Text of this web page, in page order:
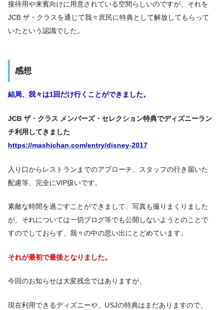
接待用や来賓向けに用意されている空間らしいのですが、それを
JCB ザ・クラスを通じて我々庶民に特典として解放してもらって
いたという認識でした。
感想
結局、我々は1回だけ行くことができました。
JCB ザ・クラス メンバーズ・セレクション特典でディズニーラン
チ利用してきました
https://mashichan.com/entry/disney-2017
入り口からレストランまでのアプローチ、スタッフの行き届いた
配慮等、完全にVIP扱いです。
素敵な時間を過ごすことができまして、写真も撮りまくりました
が、それについては一切ブログ等でも公開しないようとのことで
すのでしておらず、我々の中の思い出にとどめています。
それが最初で最後となりました。
今回のお知らせは大変残念ではありますが、
現在利用できるディズニーや、USJの特典はまだありますので、